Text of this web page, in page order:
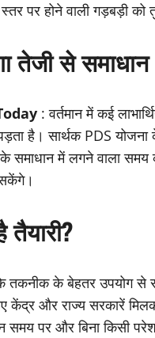
पर होने वाली गड़बड़ी
तेजी से समाधान
: वर्तमान में कई
है। सार्थक PDS
में लगने वाला समय
के बेहतर उपयोग से
और राज्य सरकारें
समय पर और बिना किसी